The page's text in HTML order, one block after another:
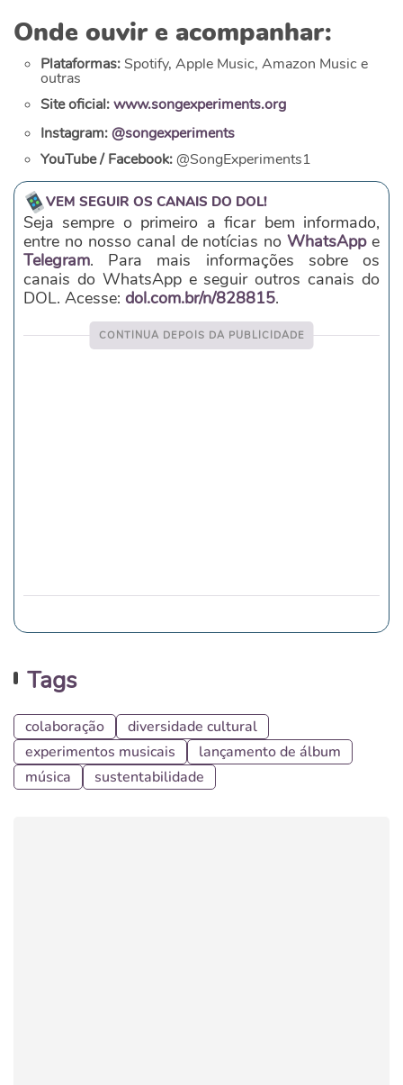
Onde ouvir e acompanhar:
Plataformas:Spotify, Apple Music, Amazon Music e
outras
Site oficial:www.songexperiments.org
Instagram:@songexperiments
YouTube / Facebook:@SongExperiments1
VEM SEGUIR OS CANAIS DO DOL!
Seja sempre o primeiro a ficar bem informado,
entre no nosso canal de notícias noWhatsAppe
Telegram. Para mais informações sobre os
canais do WhatsApp e seguir outros canais do
DOL. Acesse: dol.com.br/n/828815.
Tags
colaboração
diversidade cultural
experimentos musicais
lançamento de álbum
música
sustentabilidade